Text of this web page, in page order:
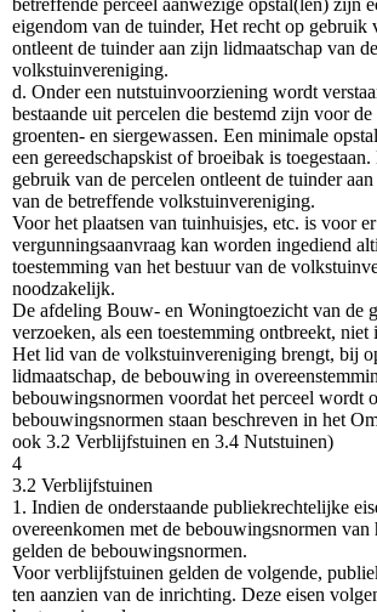
betreffende perceel aanwezige opstal(len) zijn
eigendom van de tuinder, Het recht op gebruik
ontleent de tuinder aan zijn lidmaatschap van
volkstuinvereniging.
d. Onder een nutstuinvoorziening wordt
bestaande uit percelen die bestemd zijn voor
groenten- en siergewassen. Een minimale
een gereedschapskist of broeibak is
gebruik van de percelen ontleent de tuinder
van de betreffende volkstuinvereniging.
Voor het plaatsen van tuinhuisjes, etc. is voor er
vergunningsaanvraag kan worden ingediend
toestemming van het bestuur van de
noodzakelijk.
De afdeling Bouw- en Woningtoezicht van de
verzoeken, als een toestemming ontbreekt, niet
Het lid van de volkstuinvereniging brengt, bij
lidmaatschap, de bebouwing in
bebouwingsnormen voordat het perceel wordt
bebouwingsnormen staan beschreven in het
ook 3.2 Verblijfstuinen en 3.4 Nutstuinen)
4
3.2 Verblijfstuinen
1. Indien de onderstaande publiekrechtelijke
overeenkomen met de bebouwingsnormen van
gelden de bebouwingsnormen.
Voor verblijfstuinen gelden de volgende,
ten aanzien van de inrichting. Deze eisen